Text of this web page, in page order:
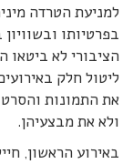
למניעת הטרדה
בפרטיותו
הציבורי לא ביטאו
ליטול חלק
את התמונות
ולא את מבצעיהן.
באירוע הראשון,